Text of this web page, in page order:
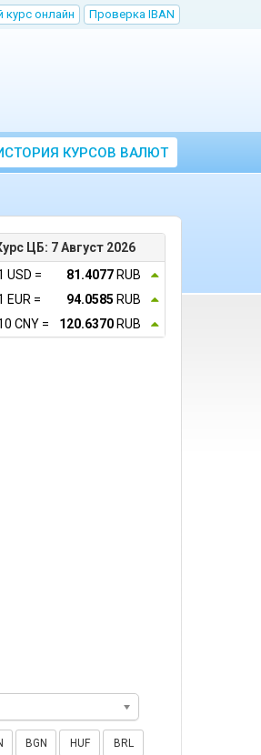
онлайн Проверка IBAN
КУРСОВ ВАЛЮТ
ЦБ РФ
ЦБ: 7 Август 2026
USD =
81.4077 RUB
EUR =
94.0585 RUB
CNY =
120.6370 RUB
BGN HUF BRL